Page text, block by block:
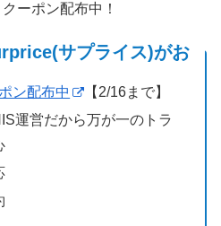
ーポン配布中！
サプライス)がお
ン配布中
【2/16まで】
運営だから万が一のトラ